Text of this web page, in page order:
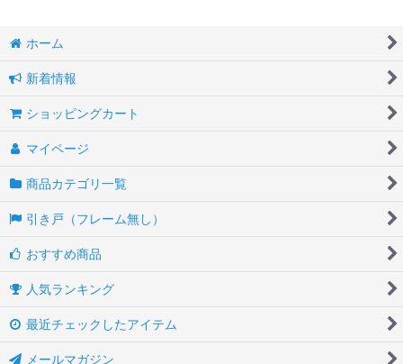
ホーム
新着情報
ショッピングカート
マイページ
商品カテゴリ一覧
引き戸（フレーム無し）
おすすめ商品
人気ランキング
最近チェックしたアイテム
メールマガジン